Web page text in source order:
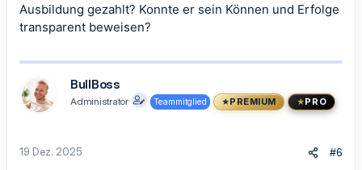
Ausbildung gezahlt? Konnte er sein Können und Erfolge
transparent beweisen?
BullBoss
Administrator Teammitglied PREMIUM PRO
19 Dez. 2025 #6